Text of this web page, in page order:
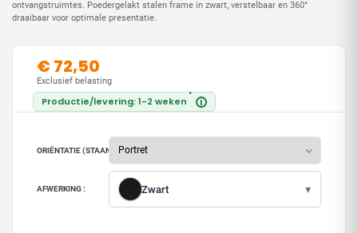
ontvangstruimtes. Poedergelakt stalen frame in zwart, verstelbaar en 360°
draaibaar voor optimale presentatie.
€ 72,50
Productie/levering: 1-2 weken *
i
Exclusief belasting
ORIËNTATIE (STAAND OF LIGGEND) :
AFWERKING : Zwart ▾